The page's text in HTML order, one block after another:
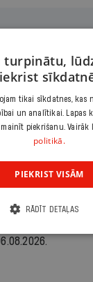
palika nesodīta
kampaņu
turpinātu,
tikai sīkdatnes, kas
un analītikai. Lapas
mainīt piekrišanu. Vairāk
politikā.
PIEKRIST VISĀM
RĀDĪT DETAĻAS